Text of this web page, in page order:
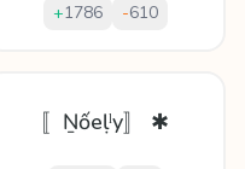
+1786 -610
〚Ṉốеḷˡy〛 ✱